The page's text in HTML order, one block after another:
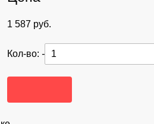
1 587 руб.
Кол-во: -